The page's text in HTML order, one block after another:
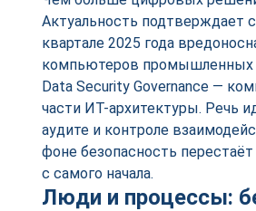
Актуальность подтверждает
квартале 2025 года
компьютеров промышленных
Data Security Governance —
части ИТ-архитектуры. Речь
аудите и контроле
фоне безопасность
с самого начала.
Люди и процессы: